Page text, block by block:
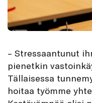
– Stressaantunut
pienetkin
Tällaisessa
hoitaa työmme